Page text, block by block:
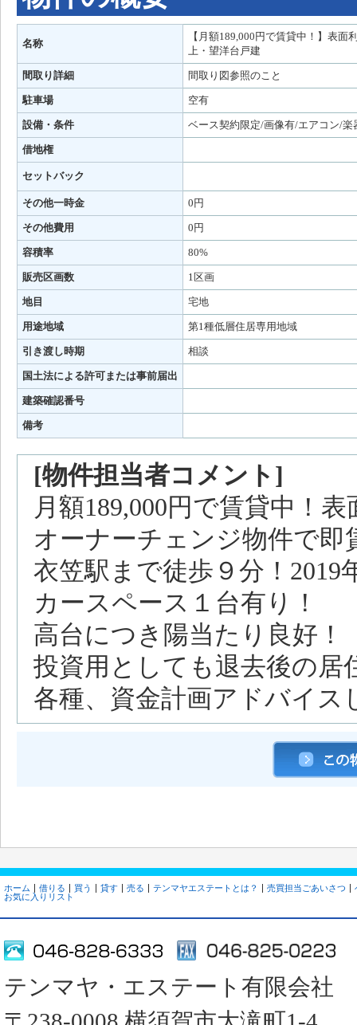
名称
【月額189,000円で賃貸中！】表面
上・望洋台戸建
間取り詳細 間取り図参照のこと
駐車場 空有
設備・条件 ベース契約限定/画像有/エアコン/
借地権
セットバック
その他一時金 0円
その他費用 0円
容積率 80%
販売区画数 1区画
地目 宅地
用途地域 第1種低層住居専用地域
引き渡し時期 相談
国土法による許可または事前届出
建築確認番号
備考
[物件担当者コメント]
月額189,000円で賃貸中！
オーナーチェンジ物件で即
衣笠駅まで徒歩９分！
カースペース１台有り！
高台につき陽当たり良好！
投資用としても退去後の居
各種、資金計画アドバイス
ホーム 借りる 買う 貸す 売る テンマヤエステートとは？ 売買担当ごあいさつ
お気に入りリスト
テンマヤ・エステート有限会社